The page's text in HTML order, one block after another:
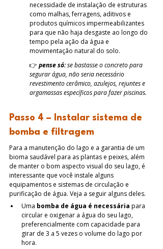
necessidade de instalação de estruturas
como malhas, ferragens, aditivos e
produtos químicos impermeabilizantes
para que não haja desgaste ao longo do
tempo pela ação da água e
movimentação natural do solo.
👉 pense só: se bastasse o concreto para
segurar água, não seria necessário
revestimento cerâmico, azulejos, rejuntes e
argamassas específicos para fazer piscinas.
Passo 4 – Instalar sistema de
bomba e filtragem
Para a manutenção do lago e a garantia de um
bioma saudável para as plantas e peixes, além
de manter o bom aspecto visual do seu lago, é
interessante que você instale alguns
equipamentos e sistemas de circulação e
purificação de água. Veja a seguir alguns deles.
Uma bomba de água é necessária para
circular e oxigenar a água do seu lago,
preferencialmente com capacidade para
girar de 3 a 5 vezes o volume do lago por
hora.